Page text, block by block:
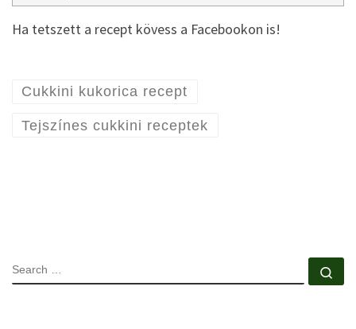
Ha tetszett a recept kövess a Facebookon is!
Cukkini kukorica recept
Tejszínes cukkini receptek
SEARCH